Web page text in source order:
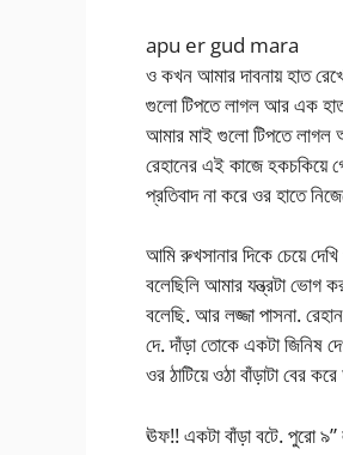
apu er gud mara
ও কখন আমার দাবনায় হাত
গুলো টিপতে লাগল আর এক হাত
আমার মাই গুলো টিপতে লাগল
রেহানের এই কাজে হকচকিয়ে
প্রতিবাদ না করে ওর হাতে
আমি রুখসানার দিকে চেয়ে
বলেছিলি আমার যন্ত্রটা ভোগ
বলেছি. আর লজ্জা পাসনা.
দে. দাঁড়া তোকে একটা জিনিষ
ওর ঠাটিয়ে ওঠা বাঁড়াটা
ঊফ!! একটা বাঁড়া বটে. পুরো